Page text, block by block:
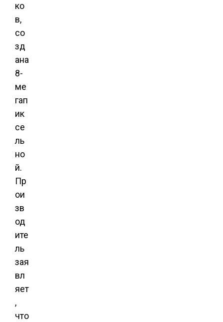
ко
в,
со
зд
ана
8-
ме
гап
ик
се
ль
но
й.
Пр
ои
зв
од
ите
ль
зая
вл
яет
,
что